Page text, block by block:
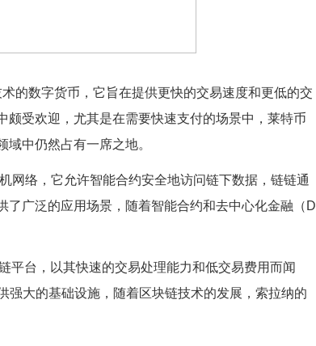
的数字货币，它旨在提供更快的交易速度和更低的交
受欢迎，尤其是在需要快速支付的场景中，莱特币
中仍然占有一席之地。
网络，它允许智能合约安全地访问链下数据，链链通
广泛的应用场景，随着智能合约和去中心化金融（D
平台，以其快速的交易处理能力和低交易费用而闻
大的基础设施，随着区块链技术的发展，索拉纳的